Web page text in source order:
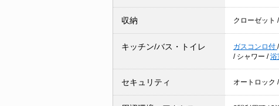
収納 クローゼット /
キッチン/バス・トイレ ガスコンロ付 /
/ シャワー /浴
セキュリティ オートロック /